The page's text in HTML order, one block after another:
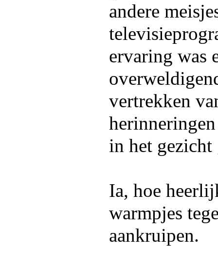
andere
ervaring was
vertrekken
in het gezicht
Ia, hoe
warmpjes
aankruipen.